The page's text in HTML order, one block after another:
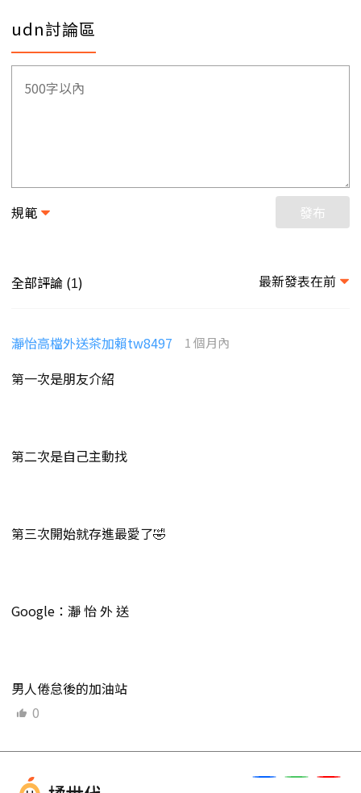
udn討論區
規範 發布
全部評論 (1) 最新發表在前
瀞怡高檔外送茶加賴tw8497 1 個月內
第一次是朋友介紹
第二次是自己主動找
第三次開始就存進最愛了🤣
Google：瀞 怡 外 送
男人倦怠後的加油站
0